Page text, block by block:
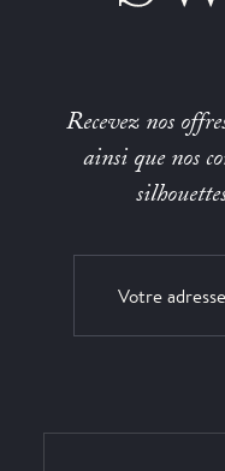
Recevez nos
ainsi que nos